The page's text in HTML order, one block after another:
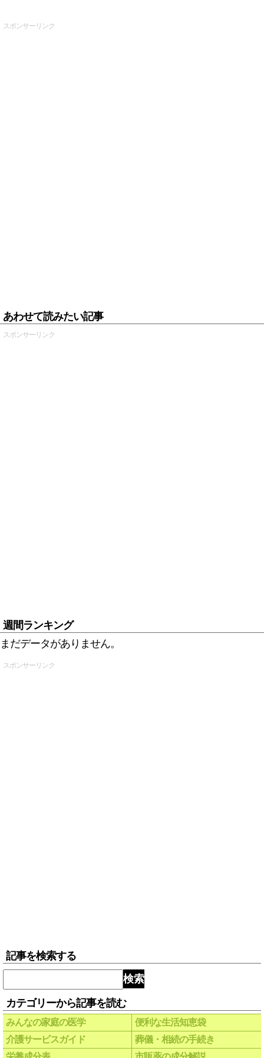
スポンサーリンク
あわせて読みたい記事
スポンサーリンク
週間ランキング
まだデータがありません。
スポンサーリンク
記事を検索する
検索
カテゴリーから記事を読む
みんなの家庭の医学
便利な生活知恵袋
介護サービスガイド
葬儀・相続の手続き